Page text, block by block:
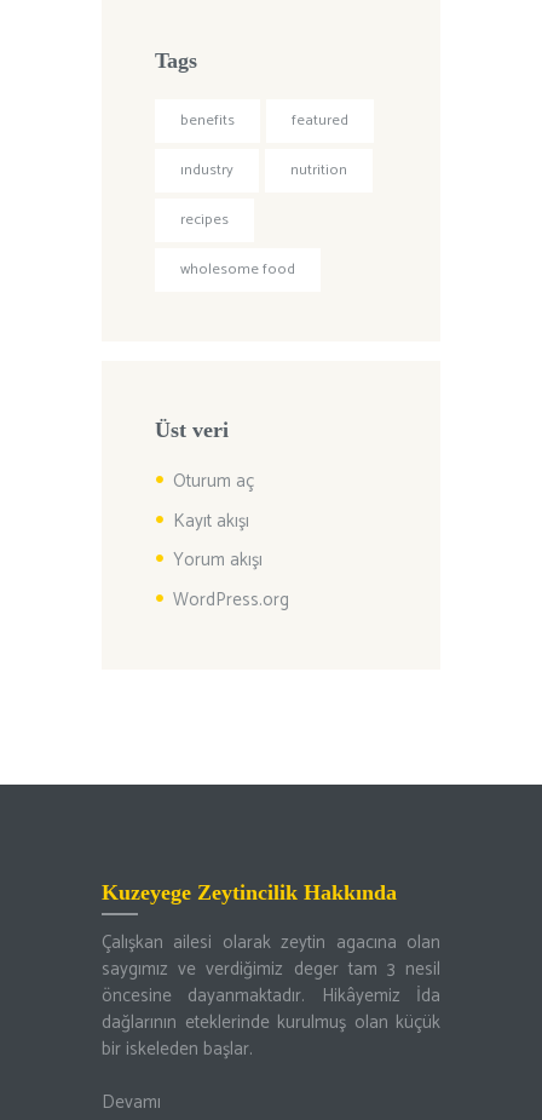
Tags
benefits
featured
industry
nutrition
recipes
wholesome food
Üst veri
Oturum aç
Kayıt akışı
Yorum akışı
WordPress.org
Kuzeyege Zeytincilik Hakkında
Çalışkan ailesi olarak zeytin agacına olan
saygımız ve verdiğimiz deger tam 3 nesil
öncesine dayanmaktadır. Hikâyemiz İda
dağlarının eteklerinde kurulmuş olan küçük
bir iskeleden başlar.
Devamı